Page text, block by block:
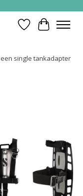
Verlanglijst
een single tankadapter